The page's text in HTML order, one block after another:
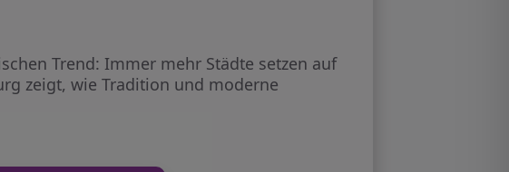
Trend: Immer mehr Städte setzen auf
zeigt, wie Tradition und moderne